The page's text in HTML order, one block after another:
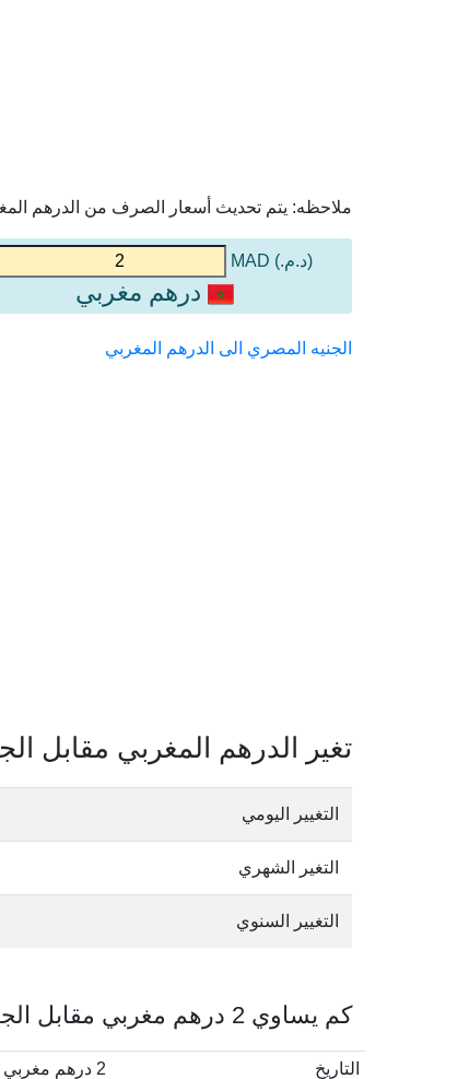
ملاحظه: يتم تحديث أسعار الصرف من الدرهم
(د.م.) MAD
درهم مغربي
الجنيه المصري الى الدرهم المغربي
تغير الدرهم المغربي مقابل
التغيير اليومي
التغير الشهري
التغيير السنوي
كم يساوي 2 درهم مغربي مقابل الجنيه المصري في أغسطس, 2026
التاريخ
2 درهم مغربي إلى جنيه مصري